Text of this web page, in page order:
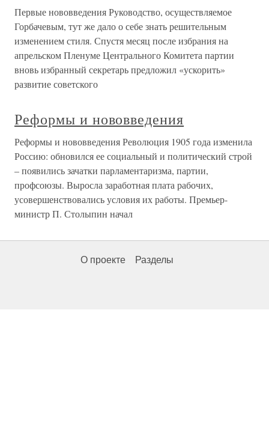
Первые нововведения Руководство, осуществляемое
Горбачевым, тут же дало о себе знать решительным
изменением стиля. Спустя месяц после избрания на
апрельском Пленуме Центрального Комитета партии
вновь избранный секретарь предложил «ускорить»
развитие советского
Реформы и нововведения
Реформы и нововведения Революция 1905 года изменила
Россию: обновился ее социальный и политический строй
– появились зачатки парламентаризма, партии,
профсоюзы. Выросла заработная плата рабочих,
усовершенствовались условия их работы. Премьер-
министр П. Столыпин начал
О проекте Разделы